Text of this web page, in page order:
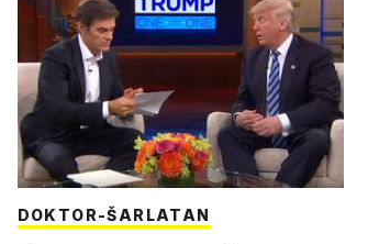
DOKTOR-ŠARLATAN